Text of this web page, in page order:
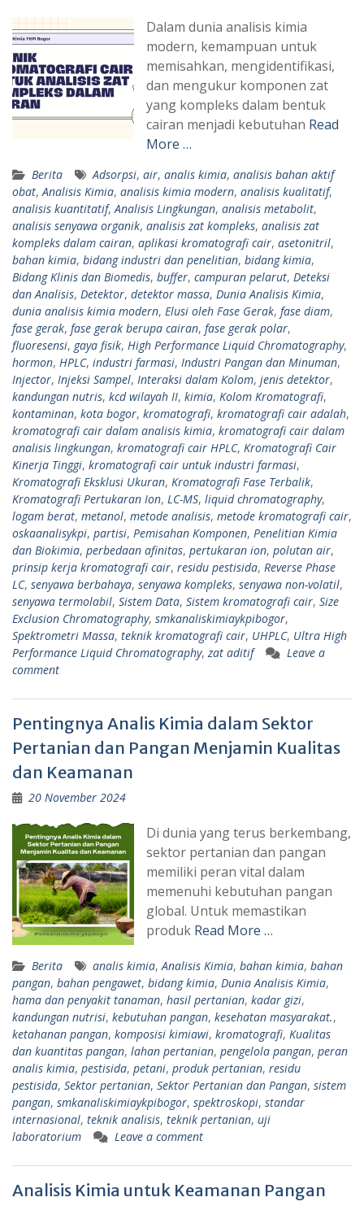
Dalam dunia analisis kimia
modern, kemampuan untuk
memisahkan, mengidentifikasi,
dan mengukur komponen zat
yang kompleks dalam bentuk
cairan menjadi kebutuhan Read
More …
Berita Adsorpsi, air, analis kimia, analisis bahan aktif
obat, Analisis Kimia, analisis kimia modern, analisis kualitatif,
analisis kuantitatif, Analisis Lingkungan, analisis metabolit,
analisis senyawa organik, analisis zat kompleks, analisis zat
kompleks dalam cairan, aplikasi kromatografi cair, asetonitril,
bahan kimia, bidang industri dan penelitian, bidang kimia,
Bidang Klinis dan Biomedis, buffer, campuran pelarut, Deteksi
dan Analisis, Detektor, detektor massa, Dunia Analisis Kimia,
dunia analisis kimia modern, Elusi oleh Fase Gerak, fase diam,
fase gerak, fase gerak berupa cairan, fase gerak polar,
fluoresensi, gaya fisik, High Performance Liquid Chromatography,
hormon, HPLC, industri farmasi, Industri Pangan dan Minuman,
Injector, Injeksi Sampel, Interaksi dalam Kolom, jenis detektor,
kandungan nutris, kcd wilayah II, kimia, Kolom Kromatografi,
kontaminan, kota bogor, kromatografi, kromatografi cair adalah,
kromatografi cair dalam analisis kimia, kromatografi cair dalam
analisis lingkungan, kromatografi cair HPLC, Kromatografi Cair
Kinerja Tinggi, kromatografi cair untuk industri farmasi,
Kromatografi Eksklusi Ukuran, Kromatografi Fase Terbalik,
Kromatografi Pertukaran Ion, LC-MS, liquid chromatography,
logam berat, metanol, metode analisis, metode kromatografi cair,
oskaanalisykpi, partisi, Pemisahan Komponen, Penelitian Kimia
dan Biokimia, perbedaan afinitas, pertukaran ion, polutan air,
prinsip kerja kromatografi cair, residu pestisida, Reverse Phase
LC, senyawa berbahaya, senyawa kompleks, senyawa non-volatil,
senyawa termolabil, Sistem Data, Sistem kromatografi cair, Size
Exclusion Chromatography, smkanaliskimiaykpibogor,
Spektrometri Massa, teknik kromatografi cair, UHPLC, Ultra High
Performance Liquid Chromatography, zat aditif
Leave a
comment
Pentingnya Analis Kimia dalam Sektor
Pertanian dan Pangan Menjamin Kualitas
dan Keamanan
20 November 2024
Di dunia yang terus berkembang,
sektor pertanian dan pangan
memiliki peran vital dalam
memenuhi kebutuhan pangan
global. Untuk memastikan
produk Read More …
Berita analis kimia, Analisis Kimia, bahan kimia, bahan
pangan, bahan pengawet, bidang kimia, Dunia Analisis Kimia,
hama dan penyakit tanaman, hasil pertanian, kadar gizi,
kandungan nutrisi, kebutuhan pangan, kesehatan masyarakat.,
ketahanan pangan, komposisi kimiawi, kromatografi, Kualitas
dan kuantitas pangan, lahan pertanian, pengelola pangan, peran
analis kimia, pestisida, petani, produk pertanian, residu
pestisida, Sektor pertanian, Sektor Pertanian dan Pangan, sistem
pangan, smkanaliskimiaykpibogor, spektroskopi, standar
internasional, teknik analisis, teknik pertanian, uji
laboratorium
Leave a comment
Analisis Kimia untuk Keamanan Pangan